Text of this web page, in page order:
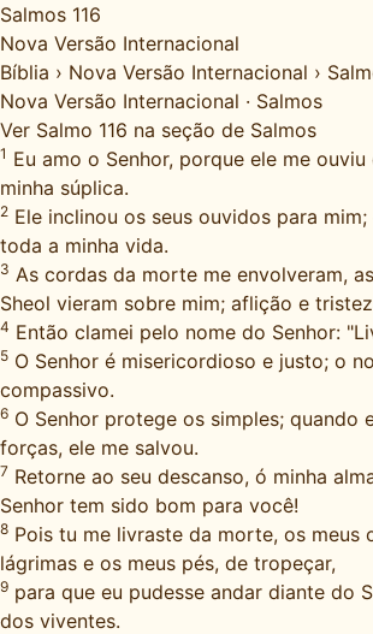
Salmos 116
Nova Versão Internacional
Bíblia › Nova Versão Internacional ›
Nova Versão Internacional · Salmos
Ver Salmo 116 na seção de Salmos
1 Eu amo o Senhor, porque ele me
minha súplica.
2 Ele inclinou os seus ouvidos para
toda a minha vida.
3 As cordas da morte me envolveram,
Sheol vieram sobre mim; aflição e
4 Então clamei pelo nome do Senhor:
5 O Senhor é misericordioso e justo; o
compassivo.
6 O Senhor protege os simples; quando
forças, ele me salvou.
7 Retorne ao seu descanso, ó minha
Senhor tem sido bom para você!
8 Pois tu me livraste da morte, os meus
lágrimas e os meus pés, de tropeçar,
9 para que eu pudesse andar diante do
dos viventes.